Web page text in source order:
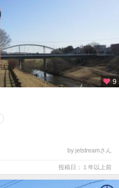
9
by jetstreamさん
投稿日：１年以上前